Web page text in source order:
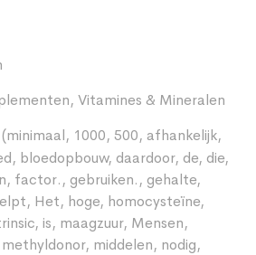
, Vitamines & Mineralen
(minimaal, 1000, 500, afhankelijk,
, bloedopbouw, daardoor, de, die,
, factor., gebruiken., gehalte,
, Het, hoge, homocysteïne,
, is, maagzuur, Mensen,
methyldonor, middelen, nodig,